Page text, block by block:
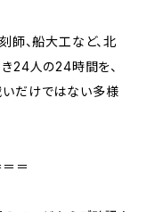
師、船大工など、北
24人の24時間を、
いだけではない多様
＝